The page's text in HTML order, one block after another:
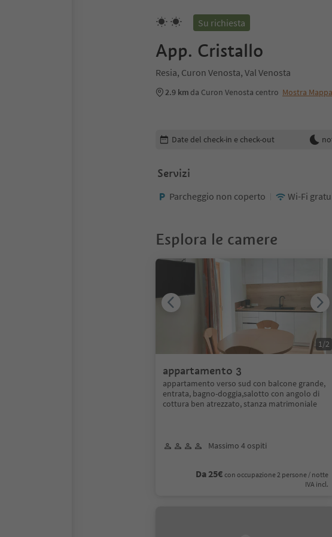
Su richiesta
App. Cristallo
Resia, Curon Venosta, Val Venosta
2.9 km da Curon Venosta centro Mostra Mappa
Modifica i dettagli della prenotazione
Date del check-in e check-out
Servizi
Parcheggio non coperto Wi-Fi
Esplora le camere
appartamento 3
appartamento verso sud con balcone grande,
entrata, bagno-doggia,salotto con angolo di
cottura ben atrezzato, stanza matrimoniale
Massimo 4 ospiti
Da 25€ con occupazione 2 persone / notte
IVA incl.
1/2